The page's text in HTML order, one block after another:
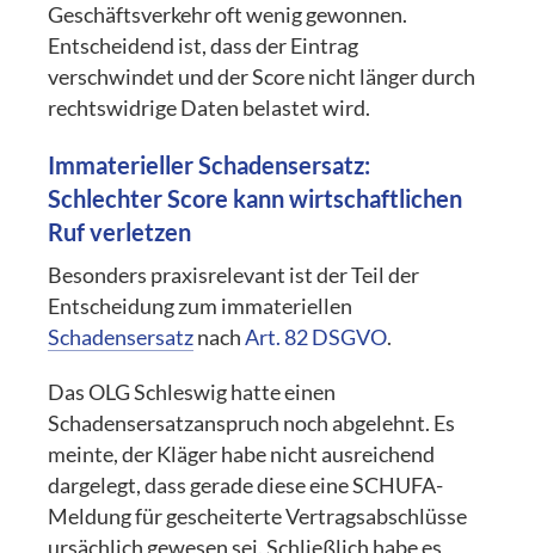
Geschäftsverkehr oft wenig gewonnen.
Entscheidend ist, dass der Eintrag
verschwindet und der Score nicht länger durch
rechtswidrige Daten belastet wird.
Immaterieller Schadensersatz:
Schlechter Score kann wirtschaftlichen
Ruf verletzen
Besonders praxisrelevant ist der Teil der
Entscheidung zum immateriellen
SchadensersatznachArt. 82 DSGVO.
Das OLG Schleswig hatte einen
Schadensersatzanspruch noch abgelehnt. Es
meinte, der Kläger habe nicht ausreichend
dargelegt, dass gerade diese eine SCHUFA-
Meldung für gescheiterte Vertragsabschlüsse
ursächlich gewesen sei. Schließlich habe es